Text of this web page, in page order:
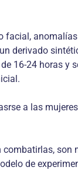
derivado
16-24 horas y
a las
son
de